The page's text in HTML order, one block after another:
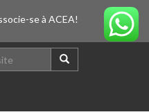
se à ACEA!